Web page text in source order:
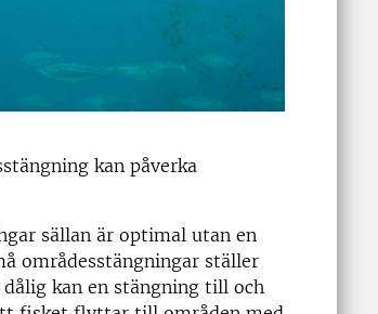
kan påverka
sällan är optimal utan en
områdesstängningar ställer
kan en stängning till och